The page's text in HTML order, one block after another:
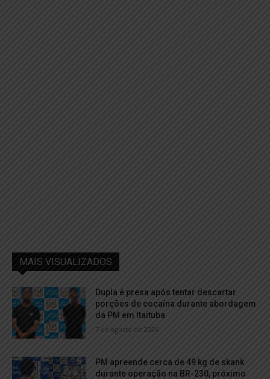
MAIS VISUALIZADOS
Dupla é presa após tentar descartar
porções de cocaína durante abordagem
da PM em Itaituba
7 de agosto de 2026
PM apreende cerca de 49 kg de skank
durante operação na BR-230, próximo